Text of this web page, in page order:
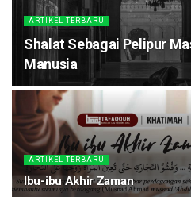
ARTIKEL TERBARU
Shalat Sebagai Pelipur
Manusia
ARTIKEL TERBARU
Ibu-ibu Akhir Zaman